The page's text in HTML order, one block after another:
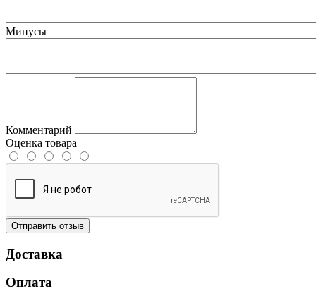
Минусы
Комментарий
Оценка товара
Отправить отзыв
Доставка
Оплата